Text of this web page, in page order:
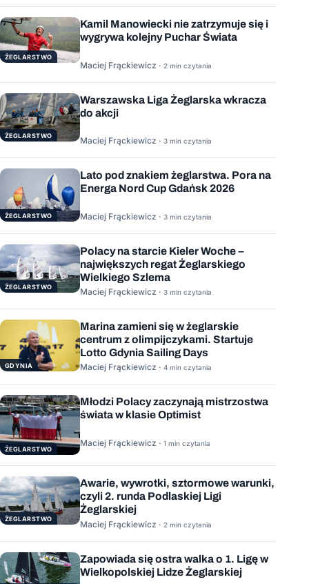
ŻEGLARSTWO
Kamil Manowiecki nie zatrzymuje się i
wygrywa kolejny Puchar Świata
Maciej Frąckiewicz · 2 min czytania
ŻEGLARSTWO
Warszawska Liga Żeglarska wkracza
do akcji
Maciej Frąckiewicz · 3 min czytania
ŻEGLARSTWO
Lato pod znakiem żeglarstwa. Pora na
Energa Nord Cup Gdańsk 2026
Maciej Frąckiewicz · 3 min czytania
ŻEGLARSTWO
Polacy na starcie Kieler Woche –
największych regat Żeglarskiego
Wielkiego Szlema
Maciej Frąckiewicz · 3 min czytania
GDYNIA
Marina zamieni się w żeglarskie
centrum z olimpijczykami. Startuje
Lotto Gdynia Sailing Days
Maciej Frąckiewicz · 4 min czytania
ŻEGLARSTWO
Młodzi Polacy zaczynają mistrzostwa
świata w klasie Optimist
Maciej Frąckiewicz · 1 min czytania
ŻEGLARSTWO
Awarie, wywrotki, sztormowe warunki,
czyli 2. runda Podlaskiej Ligi
Żeglarskiej
Maciej Frąckiewicz · 2 min czytania
Zapowiada się ostra walka o 1. Ligę w
Wielkopolskiej Lidze Żeglarskiej